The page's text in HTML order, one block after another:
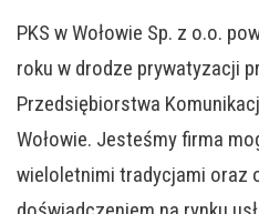
PKS w Wołowie Sp. z o.o.
roku w drodze prywatyzacji
Przedsiębiorstwa
Wołowie. Jesteśmy firma
wieloletnimi tradycjami oraz